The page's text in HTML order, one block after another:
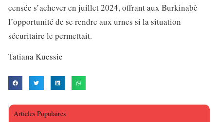
censée s’achever en juillet 2024, offrant aux Burkinabè
l’opportunité de se rendre aux urnes si la situation
sécuritaire le permettait.
Tatiana Kuessie
Articles Populaires